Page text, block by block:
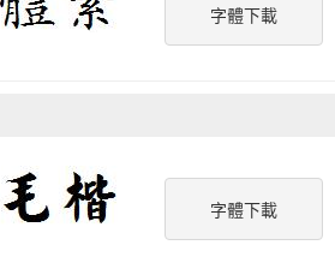
字體下載
字體下載